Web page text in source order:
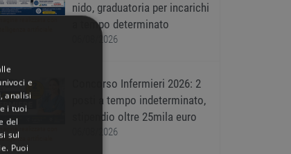
nido, graduatoria per incarichi
a tempo determinato
06/08/2026
artificiale
Concorso Infermieri 2026: 2
posti a tempo indeterminato,
stipendio oltre 25mila euro
06/08/2026
e
analisi
i tuoi
del
sul
. Puoi